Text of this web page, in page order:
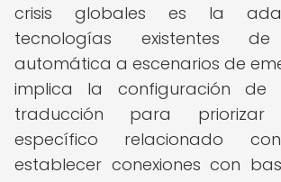
crisis globales es la
tecnologías existentes
automática a escenarios de
implica la configuración de
traducción para priorizar
específico relacionado
establecer conexiones con